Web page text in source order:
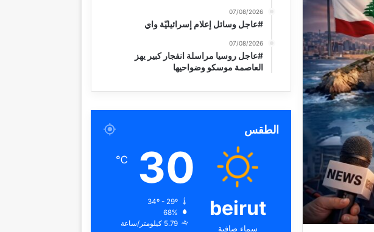
07/08/2026
#عاجل وسائل إعلام إسرائيليّة واي
07/08/2026
#عاجل روسيا مراسلة انفجار كبير يهز
العاصمة موسكو وضواحيها
الطقس
beirut
سماء صافية
30
℃
68%
5.79 كيلومتر/ساعة